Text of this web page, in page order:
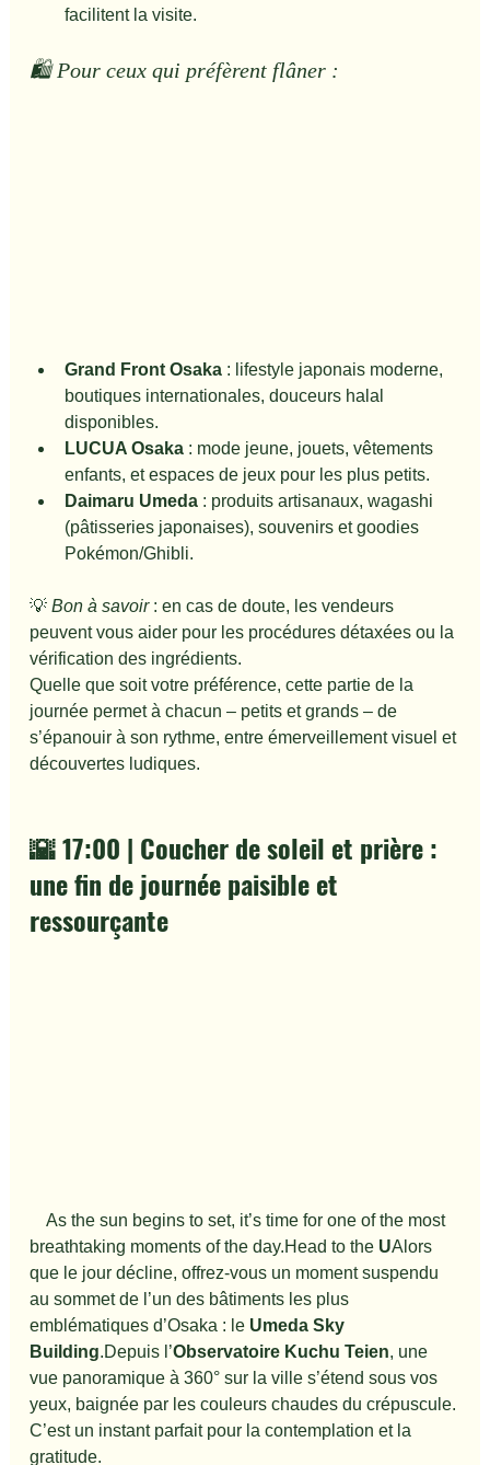
facilitent la visite.
🛍️ Pour ceux qui préfèrent flâner :
Grand Front Osaka : lifestyle japonais moderne,
boutiques internationales, douceurs halal
disponibles.
LUCUA Osaka : mode jeune, jouets, vêtements
enfants, et espaces de jeux pour les plus petits.
Daimaru Umeda : produits artisanaux, wagashi
(pâtisseries japonaises), souvenirs et goodies
Pokémon/Ghibli.
💡 Bon à savoir : en cas de doute, les vendeurs
peuvent vous aider pour les procédures détaxées ou la
vérification des ingrédients.
Quelle que soit votre préférence, cette partie de la
journée permet à chacun – petits et grands – de
s’épanouir à son rythme, entre émerveillement visuel et
découvertes ludiques.
🌇 17:00 | Coucher de soleil et prière :
une fin de journée paisible et
ressourçante
As the sun begins to set, it’s time for one of the most
breathtaking moments of the day.Head to the UAlors
que le jour décline, offrez-vous un moment suspendu
au sommet de l’un des bâtiments les plus
emblématiques d’Osaka : le Umeda Sky
Building.Depuis l’Observatoire Kuchu Teien, une
vue panoramique à 360° sur la ville s’étend sous vos
yeux, baignée par les couleurs chaudes du crépuscule.
C’est un instant parfait pour la contemplation et la
gratitude.